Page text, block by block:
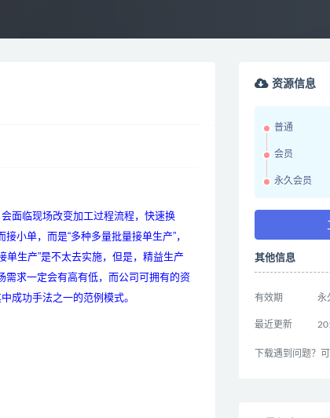
面临现场改变加工过程流程，快速换
小单，而是“多种多量批量接单生产”，
单生产”是不太去实施，但是，精益生产
求一定会有高有低，而公司可拥有的资
成功手法之一的范例模式。
资源信息
普通
会员
永久会员
其他信息
有效期 永
最近更新
下载遇到问题？